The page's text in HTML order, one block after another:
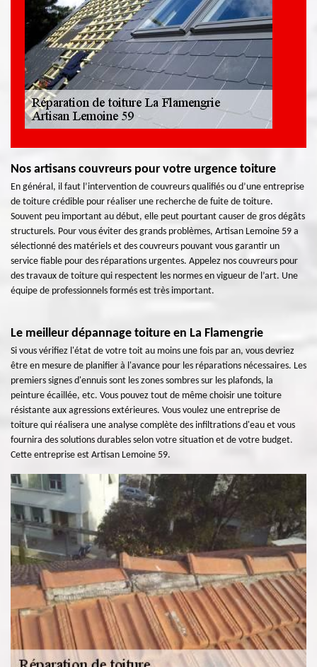
Nos artisans couvreurs pour votre urgence toiture
En général, il faut l’intervention de couvreurs qualifiés ou d’une entreprise
de toiture crédible pour réaliser une recherche de fuite de toiture.
Souvent peu important au début, elle peut pourtant causer de gros dégâts
structurels. Pour vous éviter des grands problèmes, Artisan Lemoine 59 a
sélectionné des matériels et des couvreurs pouvant vous garantir un
service fiable pour des réparations urgentes. Appelez nos couvreurs pour
des travaux de toiture qui respectent les normes en vigueur de l’art. Une
équipe de professionnels formés est très important.
Le meilleur dépannage toiture en La Flamengrie
Si vous vérifiez l'état de votre toit au moins une fois par an, vous devriez
être en mesure de planifier à l'avance pour les réparations nécessaires. Les
premiers signes d'ennuis sont les zones sombres sur les plafonds, la
peinture écaillée, etc. Vous pouvez tout de même choisir une toiture
résistante aux agressions extérieures. Vous voulez une entreprise de
toiture qui réalisera une analyse complète des infiltrations d'eau et vous
fournira des solutions durables selon votre situation et de votre budget.
Cette entreprise est Artisan Lemoine 59.